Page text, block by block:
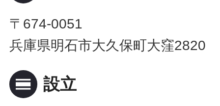
〒674-0051
兵庫県明石市大久保町大窪2820
calendar_view_day 設立